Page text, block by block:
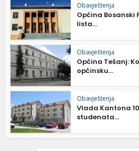
Obavještenja
Općina Bosanski
lista...
Obavještenja
Općina Tešanj:
općinsku...
Obavještenja
Vlada Kantona
studenata...